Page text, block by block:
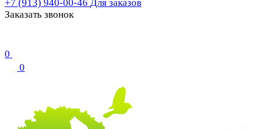
+7 (913) 940-00-46 Для заказов
Заказать звонок
0
0